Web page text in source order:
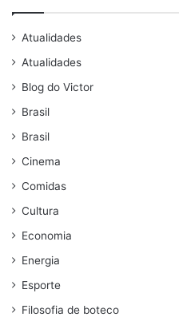
Atualidades
Atualidades
Blog do Victor
Brasil
Brasil
Cinema
Comidas
Cultura
Economia
Energia
Esporte
Filosofia de boteco